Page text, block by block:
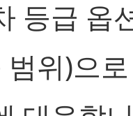
등급 옵
위)으